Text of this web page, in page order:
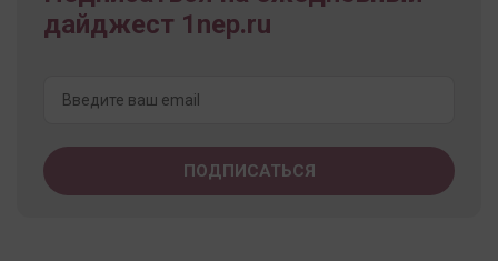
дайджест 1nep.ru